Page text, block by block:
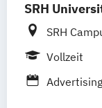
SRH
SRH
SRH
SRH
Vollzeit